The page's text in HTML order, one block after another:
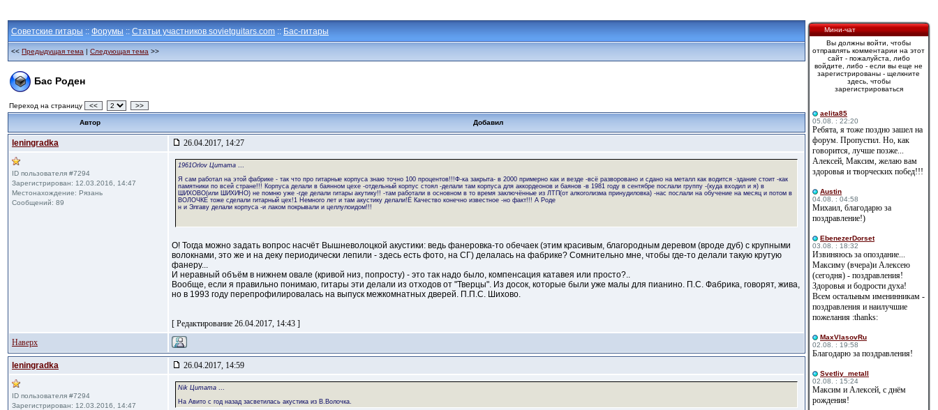
Советские гитары :: Форумы :: Статьи участников sovietguitars.com :: Бас-гитары
<< Предыдущая тема | Следующая тема >>
Бас Роден
Переход на страницу << >>
Автор Добавил
leningradka 26.04.2017, 14:27
ID пользователя #7294
Зарегистрирован: 12.03.2016, 14:47
Местонахождение: Рязань
Сообщений: 89
1961Orlov Цитата ...
Я сам работал на этой фабрике - так что про гитарные корпуса знаю точно 100 процентов!!!Ф-ка закрыта- в 2000 примерно как и везде -всё разворовано и сдано на металл как водится -здание стоит -как
памятники по всей стране!!! Корпуса делали в баянном цехе -отдельный корпус стоял -делали там корпуса для аккордеонов и баянов -в 1981 году в сентябре послали группу -(куда входил и я) в
ШИХОВО(или ШИХИНО) не помню уже -где делали гитары акутику!! -там работали в основном в то время заключённые из ЛТП(от алкоголизма принудиловка) -нас послали на обучение на месяц и потом в
ВОЛОЧКЕ тоже сделали гитарный цех!1 Немного лет и там акустику делали!Ё Качество конечно известное -но факт!!! А Роде
н и Элгаву делали корпуса -и лаком покрывали и целлулоидом!!!
О! Тогда можно задать вопрос насчёт Вышневолоцкой акустики: ведь фанеровка-то обечаек (этим красивым, благородным деревом (вроде дуб) с крупными
волокнами, это же и на деку периодически лепили - здесь есть фото, на СГ) делалась на фабрике? Сомнительно мне, чтобы где-то делали такую крутую
фанеру...
И неравный объём в нижнем овале (кривой низ, попросту) - это так надо было, компенсация катавея или просто?..
Вообще, если я правильно понимаю, гитары эти делали из отходов от "Тверцы". Из досок, которые были уже малы для пианино. П.С. Фабрика, говорят, жива,
но в 1993 году перепрофилировалась на выпуск межкомнатных дверей. П.П.С. Шихово.
[ Редактирование 26.04.2017, 14:43 ]
Наверх
leningradka 26.04.2017, 14:59
ID пользователя #7294
Зарегистрирован: 12.03.2016, 14:47
Nik Цитата ...
На Авито с год назад засветилась акустика из В.Волочка.
Мини-чат
Вы должны войти, чтобы
отправлять комментарии на этот
сайт - пожалуйста, либо
войдите, либо - если вы еще не
зарегистрированы - щелкните
здесь, чтобы
зарегистрироваться
aelita85
05.08. : 22:20
Ребята, я тоже поздно зашел на
форум. Пропустил. Но, как
говорится, лучше позже...
Алексей, Максим, желаю вам
здоровья и творческих побед!!!
Austin
04.08. : 04:58
Михаил, благодарю за
поздравление!)
EbenezerDorset
03.08. : 18:32
Извиняюсь за опоздание...
Максиму (вчера)и Алексею
(сегодня) - поздравления!
Здоровья и бодрости духа!
Всем остальным именинникам -
поздравления и наилучшие
пожелания :thanks:
MaxVlasovRu
02.08. : 19:58
Благодарю за поздравления!
Svetliy_metall
02.08. : 15:24
Максим и Алексей, с днём
рождения!